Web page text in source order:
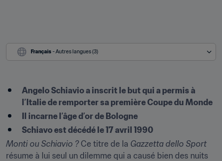
Français - Autres langues (3)
Angelo Schiavio a inscrit le but qui a permis à
l’Italie de remporter sa première Coupe du Monde
Il incarne l’âge d’or de Bologne
Schiavo est décédé le 17 avril 1990
Monti ou Schiavio ? Ce titre de la Gazzetta dello Sport
résume à lui seul un dilemme qui a causé bien des nuits